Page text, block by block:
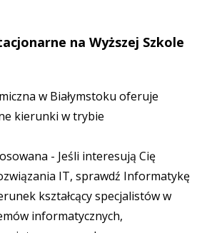
na Wyższej Szkole
w Białymstoku oferuje
kierunki w trybie
- Jeśli interesują Cię
IT, sprawdź Informatykę
kształcący specjalistów w
informatycznych,